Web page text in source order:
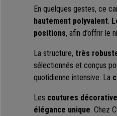
En quelques gestes, ce
hautement polyvalent.
positions, afin d’offrir le
La structure, très
sélectionnés et conçus
quotidienne intensive. La
Les coutures
élégance unique. Chez